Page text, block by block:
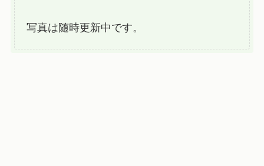
写真は随時更新中です。